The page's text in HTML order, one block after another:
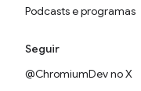
Podcasts e programas
Seguir
@ChromiumDev no X